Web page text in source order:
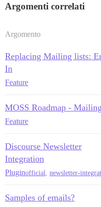
Argomenti correlati
Argomento
Replacing Mailing lists:
In
Feature
MOSS Roadmap -
Feature
Discourse Newsletter
Integration
Pluginofficial newsletter-
Samples of emails?